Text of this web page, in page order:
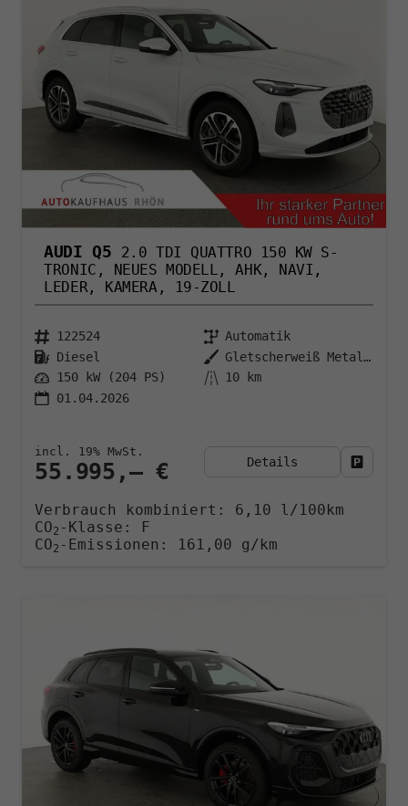
AUDI Q5
2.0 TDI QUATTRO 150 KW S-
TRONIC, NEUES MODELL, AHK, NAVI,
LEDER, KAMERA, 19-ZOLL
122524
Automatik
Diesel
Gletscherweiß Metallic
150 kW (204 PS)
10 km
01.04.2026
55.995,– €
incl. 19% MwSt.
Details
Verbrauch kombiniert: 6,10 l/100km
CO2 -Klasse:
F
CO2 -Emissionen: 161,00 g/km